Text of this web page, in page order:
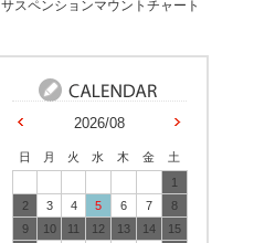
サスペンションマウントチャート
2026/08
日 月 火 水 木 金
土
1
2
3 4 5 6 7
8
9
10 11 12 13 14
15